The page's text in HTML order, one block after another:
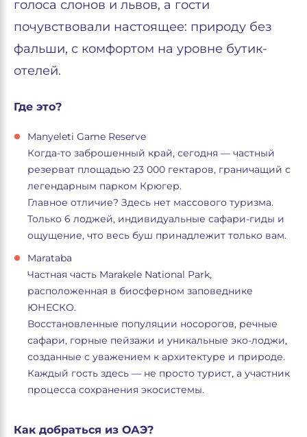
голоса слонов и львов, а гости
почувствовали настоящее: природу без
фальши, с комфортом на уровне бутик-
отелей.
Где это?
Manyeleti Game Reserve
Когда-то заброшенный край, сегодня — частный
резерват площадью 23 000 гектаров, граничащий с
легендарным парком Крюгер.
Главное отличие? Здесь нет массового туризма.
Только 6 лоджей, индивидуальные сафари-гиды и
ощущение, что весь буш принадлежит только вам.
Marataba
Частная часть Marakele National Park,
расположенная в биосферном заповеднике
ЮНЕСКО.
Восстановленные популяции носорогов, речные
сафари, горные пейзажи и уникальные эко-лоджи,
созданные с уважением к архитектуре и природе.
Каждый гость здесь — не просто турист, а участник
процесса сохранения экосистемы.
Как добраться из ОАЭ?